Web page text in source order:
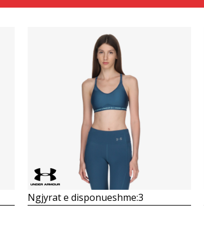
Krahasoni
Ngjyrat e disponueshme:3